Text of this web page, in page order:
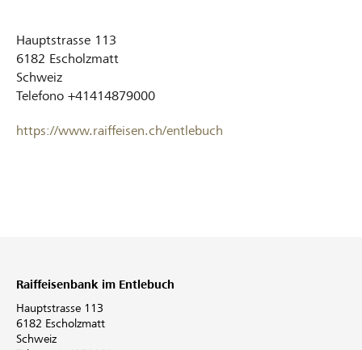
Hauptstrasse 113
6182 Escholzmatt
Schweiz
Telefono +41414879000
https://www.raiffeisen.ch/entlebuch
Raiffeisenbank im Entlebuch
Hauptstrasse 113
6182 Escholzmatt
Schweiz